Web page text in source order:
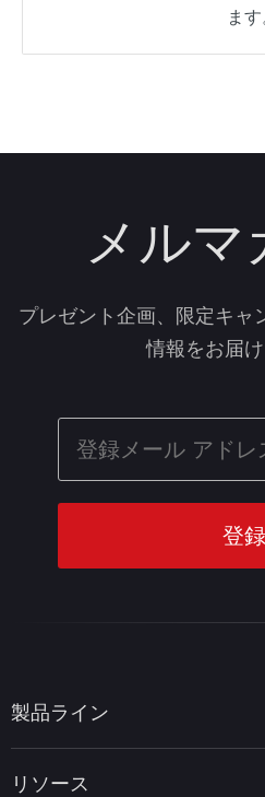
ます
メルマ
プレゼント企画、限定キャ
情報をお届け
製品ライン
MiniTool Power Data Recovery
リソース